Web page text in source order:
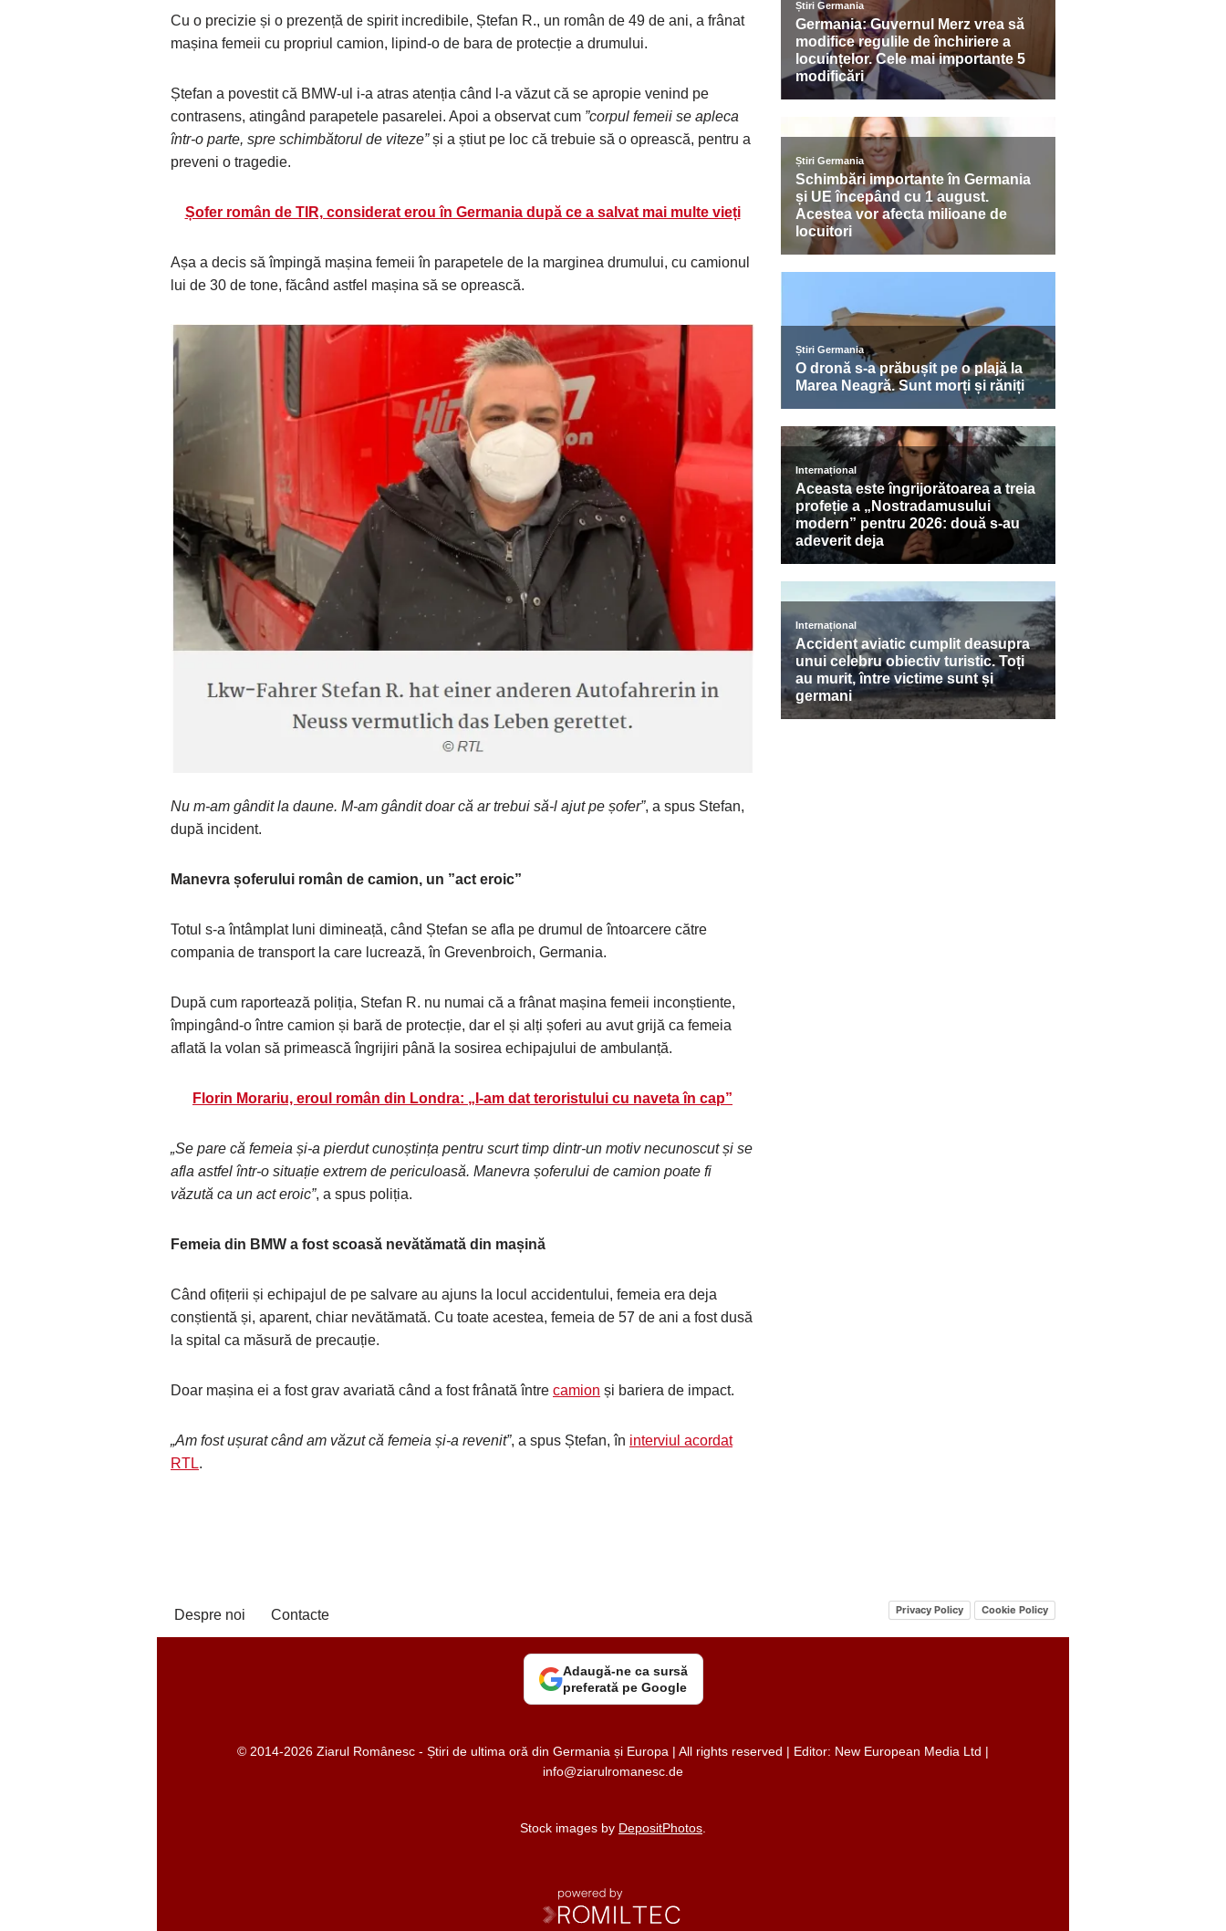
Cu o precizie și o prezență de spirit incredibile, Ștefan R., un român de 49 de ani, a frânat
mașina femeii cu propriul camion, lipind-o de bara de protecție a drumului.
Ștefan a povestit că BMW-ul i-a atras atenția când l-a văzut că se apropie venind pe
contrasens, atingând parapetele pasarelei. Apoi a observat cum ”corpul femeii se apleca
într-o parte, spre schimbătorul de viteze”și a știut pe loc că trebuie să o oprească, pentru a
preveni o tragedie.
Șofer român de TIR, considerat erou în Germania după ce a salvat mai multe vieți
Așa a decis să împingă mașina femeii în parapetele de la marginea drumului, cu camionul
lui de 30 de tone, făcând astfel mașina să se oprească.
Nu m-am gândit la daune. M-am gândit doar că ar trebui să-l ajut pe șofer”, a spus Stefan,
după incident.
Manevra șoferului român de camion, un ”act eroic”
Totul s-a întâmplat luni dimineață, când Ștefan se afla pe drumul de întoarcere către
compania de transport la care lucrează, în Grevenbroich, Germania.
După cum raportează poliția, Stefan R. nu numai că a frânat mașina femeii inconștiente,
împingând-o între camion și bară de protecție, dar el și alți șoferi au avut grijă ca femeia
aflată la volan să primească îngrijiri până la sosirea echipajului de ambulanță.
Florin Morariu, eroul român din Londra: „I-am dat teroristului cu naveta în cap”
„Se pare că femeia și-a pierdut cunoștința pentru scurt timp dintr-un motiv necunoscut și se
afla astfel într-o situație extrem de periculoasă. Manevra șoferului de camion poate fi
văzută ca un act eroic”, a spus poliția.
Femeia din BMW a fost scoasă nevătămată din mașină
Când ofițerii și echipajul de pe salvare au ajuns la locul accidentului, femeia era deja
conștientă și, aparent, chiar nevătămată. Cu toate acestea, femeia de 57 de ani a fost dusă
la spital ca măsură de precauție.
Doar mașina ei a fost grav avariată când a fost frânată între camion și bariera de impact.
„Am fost ușurat când am văzut că femeia și-a revenit”, a spus Ștefan, în interviul acordat
RTL.
Despre noi Contacte Privacy Policy Cookie Policy
Adaugă-ne ca sursă
preferată pe Google
© 2014-2026 Ziarul Românesc - Știri de ultima oră din Germania și Europa | All rights reserved | Editor: New European Media Ltd |
info@ziarulromanesc.de
Stock images by DepositPhotos.